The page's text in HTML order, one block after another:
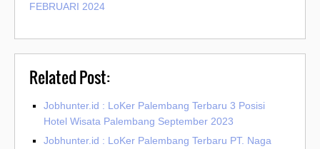
FEBRUARI 2024
Related Post:
Jobhunter.id : LoKer Palembang Terbaru 3 Posisi
Hotel Wisata Palembang September 2023
Jobhunter.id : LoKer Palembang Terbaru PT. Naga